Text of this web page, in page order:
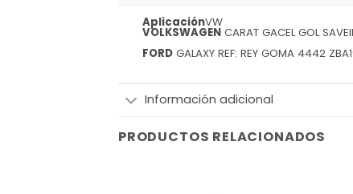
AplicaciónVW
VOLKSWAGEN CARAT GACEL GOL
FORD GALAXY REF: REY GOMA 4442
Información adicional
PRODUCTOS RELACIONADOS